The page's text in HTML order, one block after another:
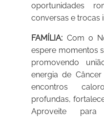
oportunidades
conversas e trocas
FAMÍLIA: Com o
espere momentos
promovendo
energia de
encontros
profundas,
Aproveite para